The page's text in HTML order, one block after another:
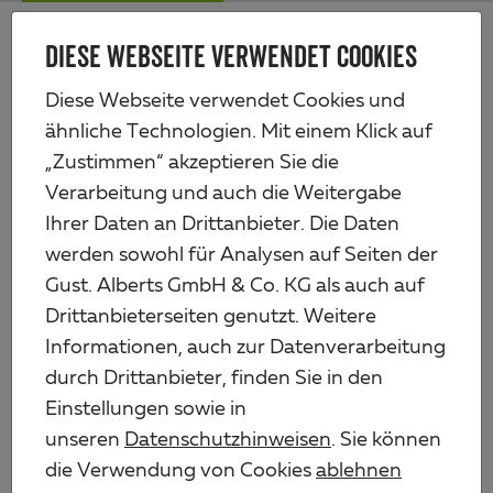
DIESE WEBSEITE VERWENDET COOKIES
Diese Webseite verwendet Cookies und
ähnliche Technologien. Mit einem Klick auf
„Zustimmen“ akzeptieren Sie die
Verarbeitung und auch die Weitergabe
Ihrer Daten an Drittanbieter. Die Daten
werden sowohl für Analysen auf Seiten der
Gust. Alberts GmbH & Co. KG als auch auf
Drittanbieterseiten genutzt. Weitere
Informationen, auch zur Datenverarbeitung
durch Drittanbieter, finden Sie in den
Einstellungen sowie in
unseren Datenschutzhinweisen. Sie können
die Verwendung von Cookies ablehnen
Zum
Alberts
Produkte Eisenwaren
HOLZVERBINDER
Filter anzeigen
AUSFÜHRUNGEN
Balkenschuh, Typ A
37 AUSFÜHRUNGEN